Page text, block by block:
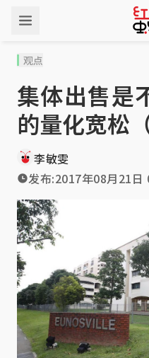
观点
集体出售是
的量化宽松
李敏雯
发布:2017年08月21日